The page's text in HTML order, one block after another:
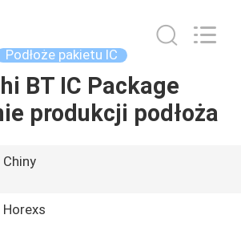
Podłoże pakietu IC
BT IC Package
produkcji podłoża
Chiny
Horexs